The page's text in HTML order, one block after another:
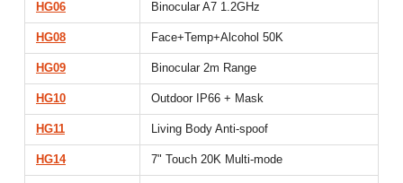
HG06 Binocular A7 1.2GHz
HG08 Face+Temp+Alcohol 50K
HG09 Binocular 2m Range
HG10 Outdoor IP66 + Mask
HG11 Living Body Anti-spoof
HG14 7" Touch 20K Multi-mode